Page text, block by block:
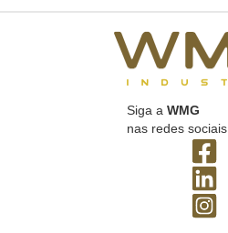
Siga a WMG
nas redes sociais